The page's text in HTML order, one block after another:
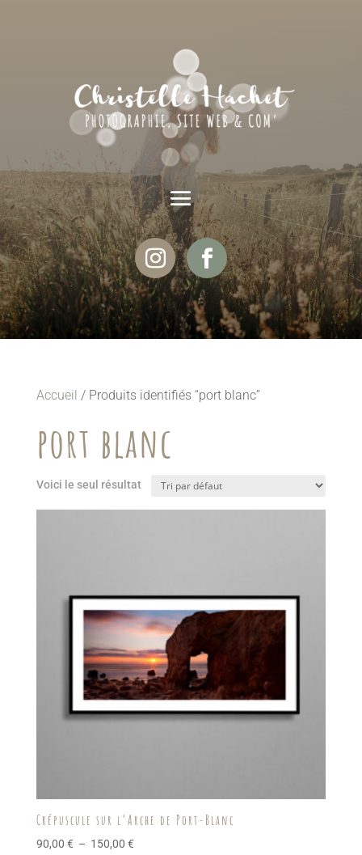
Accueil / Produits identifiés “port blanc”
port blanc
Voici le seul résultat
Crépuscule sur l’Arche de Port-Blanc
90,00 € – 150,00 €Plage